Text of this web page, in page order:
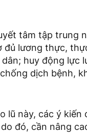
tâm tập trung
đủ lương thực,
huy động lực
dịch bệnh,
lũ này, các ý kiến
đó, cần nâng